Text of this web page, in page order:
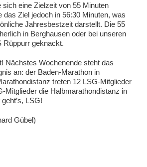
sich eine Zielzeit von 55 Minuten
das Ziel jedoch in 56:30 Minuten, was
Jahresbestzeit darstellt. Die 55
in Berghausen oder bei unseren
Rüppurr geknackt.
Nächstes Wochenende steht das
an: der Baden-Marathon in
treten 12 LSG-Mitglieder
Mitglieder die Halbmarathondistanz in
LSG!
Gübel)